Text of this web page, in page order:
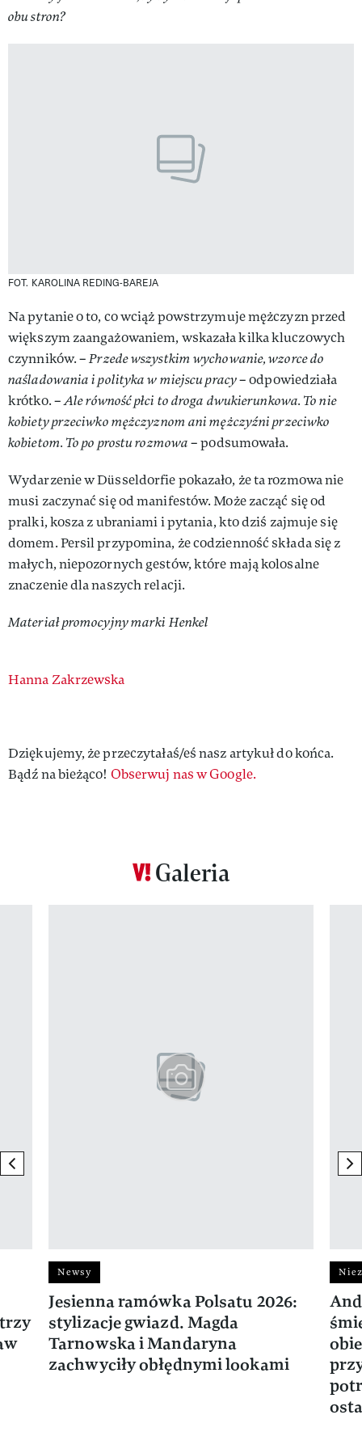
obu stron?
FOT. KAROLINA REDING-BAREJA
Na pytanie o to, co wciąż powstrzymuje mężczyzn przed
większym zaangażowaniem, wskazała kilka kluczowych
czynników. –Przede wszystkim wychowanie, wzorce do
naśladowania i polityka w miejscu pracy– odpowiedziała
krótko. –Ale równość płci to droga dwukierunkowa. To nie
kobiety przeciwko mężczyznom ani mężczyźni przeciwko
kobietom. To po prostu rozmowa– podsumowała.
Wydarzenie w Düsseldorfie pokazało, że ta rozmowa nie
musi zaczynać się od manifestów. Może zacząć się od
pralki, kosza z ubraniami i pytania, kto dziś zajmuje się
domem. Persil przypomina, że codzienność składa się z
małych, niepozornych gestów, które mają kolosalne
znaczenie dla naszych relacji.
Materiał promocyjny marki Henkel
Authors
Hanna Zakrzewska
Dziękujemy, że przeczytałaś/eś nasz artykuł do końca.
Bądź na bieżąco! Obserwuj nas w Google.
Galeria
previous element
Newsy
Jesienna ramówka Polsatu 2026:
stylizacje gwiazd. Magda
Tarnowska i Mandaryna
zachwyciły obłędnymi lookami